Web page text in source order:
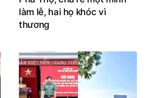
làm lễ, hai họ khóc vì
thương